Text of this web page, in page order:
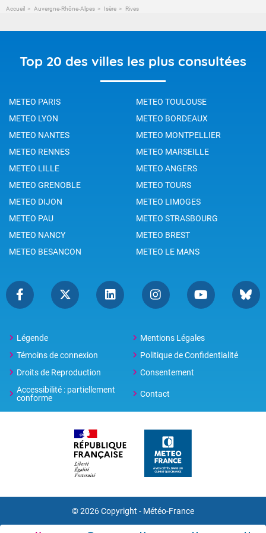
Accueil Auvergne-Rhône-Alpes Isère Rives
Top 20 des villes les plus consultées
METEO PARIS
METEO TOULOUSE
METEO LYON
METEO BORDEAUX
METEO NANTES
METEO MONTPELLIER
METEO RENNES
METEO MARSEILLE
METEO LILLE
METEO ANGERS
METEO GRENOBLE
METEO TOURS
METEO DIJON
METEO LIMOGES
METEO PAU
METEO STRASBOURG
METEO NANCY
METEO BREST
METEO BESANCON
METEO LE MANS
Légende
Mentions Légales
Témoins de connexion
Politique de Confidentialité
Droits de Reproduction
Consentement
Accessibilité : partiellement
conforme
Contact
© 2026 Copyright - Météo-France